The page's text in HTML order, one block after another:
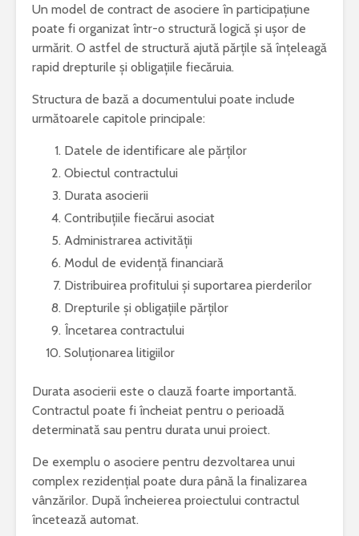
Un model de contract de asociere în participațiune
poate fi organizat într-o structură logică și ușor de
urmărit. O astfel de structură ajută părțile să înțeleagă
rapid drepturile și obligațiile fiecăruia.
Structura de bază a documentului poate include
următoarele capitole principale:
Datele de identificare ale părților
Obiectul contractului
Durata asocierii
Contribuțiile fiecărui asociat
Administrarea activității
Modul de evidență financiară
Distribuirea profitului și suportarea pierderilor
Drepturile și obligațiile părților
Încetarea contractului
Soluționarea litigiilor
Durata asocierii este o clauză foarte importantă.
Contractul poate fi încheiat pentru o perioadă
determinată sau pentru durata unui proiect.
De exemplu o asociere pentru dezvoltarea unui
complex rezidențial poate dura până la finalizarea
vânzărilor. După încheierea proiectului contractul
încetează automat.